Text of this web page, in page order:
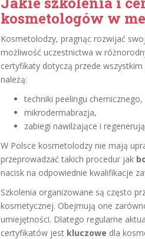
kosmetologów w
Kosmetolodzy, pragnąc rozwijać
możliwość uczestnictwa w
certyfikaty dotyczą przede
należą:
techniki peelingu chemicznego,
mikrodermabrazja,
zabiegi nawilżające i
W Polsce kosmetolodzy nie mają
przeprowadzać takich procedur jak
nacisk na odpowiednie kwalifikacje
Szkolenia organizowane są często
kosmetycznej. Obejmują one
umiejętności. Dlatego regularne
certyfikatów jest kluczowe dla